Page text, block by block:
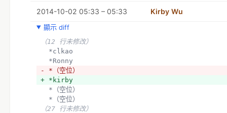
2014-10-02 05:33 – 05:33 Kirby Wu
顯示 diff
（12 行未修改）
  *clkao
  *Ronny
- *（空位）
+ *kirby
  *（空位）
  *（空位）
（27 行未修改）